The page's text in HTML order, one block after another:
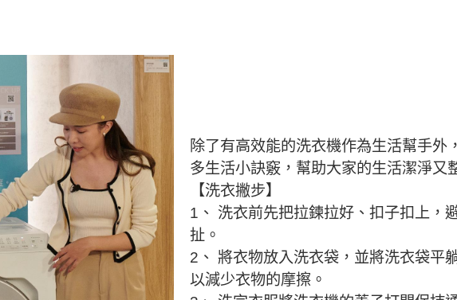
除了有高效能的洗衣機作為生活幫手外
多生活小訣竅，幫助大家的生活潔淨又
【洗衣撇步】
1、 洗衣前先把拉鍊拉好、扣子扣上，
扯。
2、 將衣物放入洗衣袋，並將洗衣袋平
以減少衣物的摩擦。